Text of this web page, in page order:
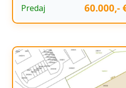
Predaj 60.000,-